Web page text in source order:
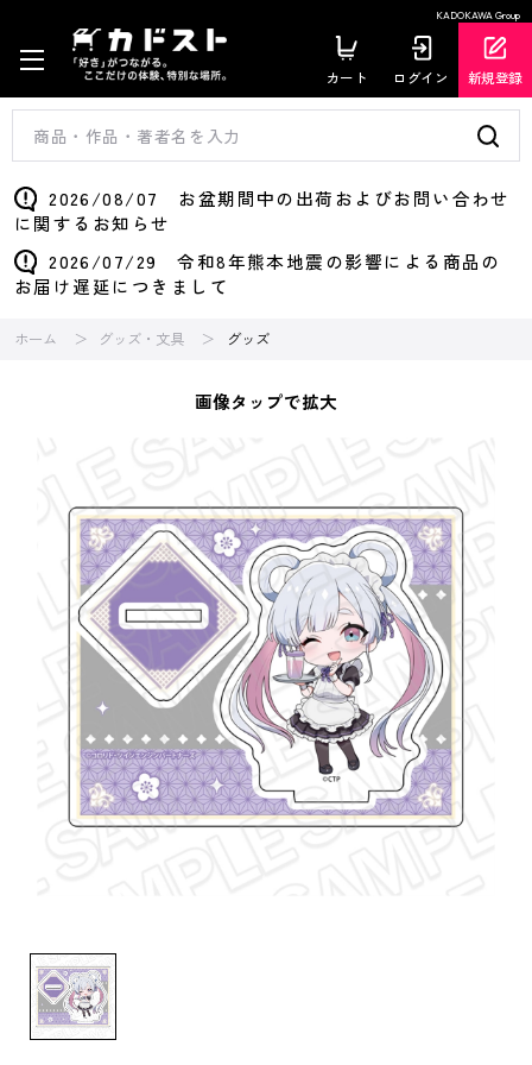
KADOKAWA Group
カート ログイン 新規登録
2026/08/07 お盆期間中の出荷およびお問い合わせ
に関するお知らせ
2026/07/29 令和8年熊本地震の影響による商品の
お届け遅延につきまして
ホーム グッズ・文具 グッズ
画像タップで拡大